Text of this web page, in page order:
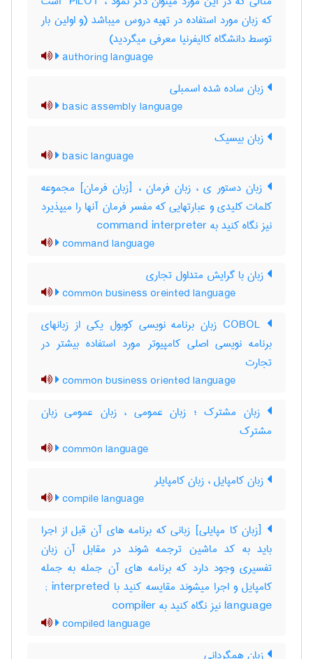
که زبان مورد استفاده در تهیه دروس میباشد (و اولین بار
توسط دانشگاه کالیفرنیا معرفی میگردید)
authoring language
زبان ساده شده اسمبلی
basic assembly language
زبان بیسیک
basic language
زبان دستور ی ، زبان فرمان ، [زبان فرمان] مجموعه
کلمات کلیدی و عبارتهایی که مفسر فرمان آنها را میپذیرد
نیز نگاه کنید به ‎ command interpreter
command language
زبان با گرایش متداول تجاری
common business oreinted language
COBOL زبان برنامه نویسی کوبول یکی از زبانهای
برنامه نویسی اصلی کامپیوتر مورد استفاده بیشتر در
تجارت
common business oriented language
زبان مشترک ؛ زبان عمومی ، زبان عمومی زبان
مشترک
common language
زبان کامپایل ، زبان کامپایلر
compile language
[زبان کا مپایلی] زبانی که برنامه های آن قبل از اجرا
باید به کد ماشین ترجمه شوند در مقابل آن زبان
تفسیری وجود دارد که برنامه های آن جمله به جمله
کامپایل و اجرا میشوند مقایسه کنید با ‎ ; interpreted
language نیز نگاه کنید به ‎ compiler
compiled language